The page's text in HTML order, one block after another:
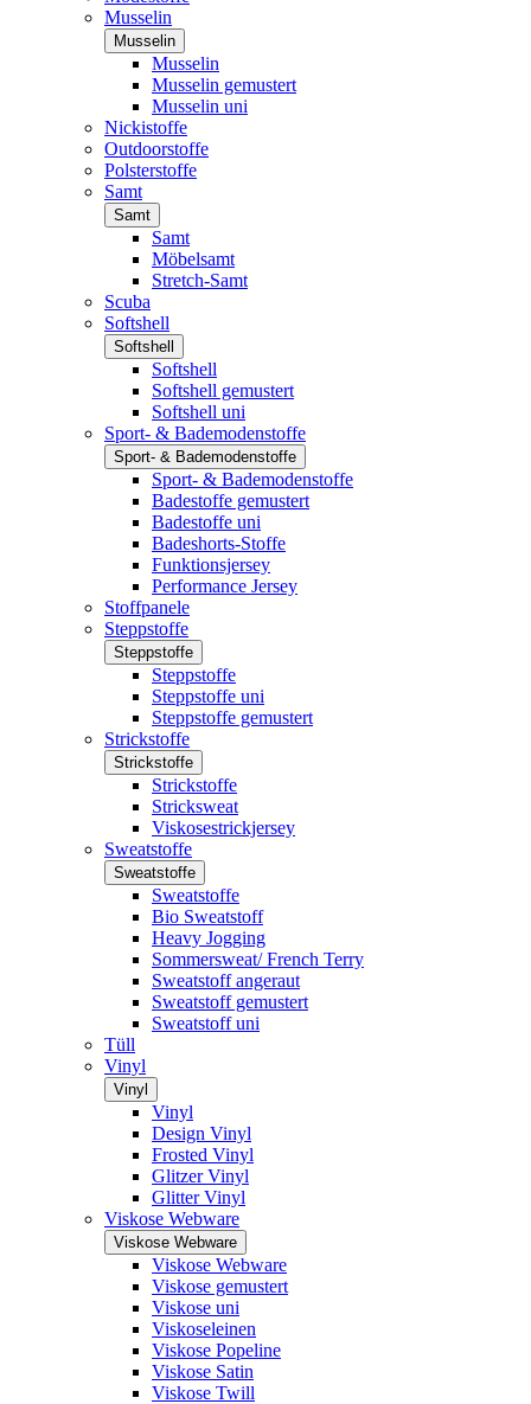
Musselin
Musselin
Musselin
Musselin gemustert
Musselin uni
Nickistoffe
Outdoorstoffe
Polsterstoffe
Samt
Samt
Samt
Möbelsamt
Stretch-Samt
Scuba
Softshell
Softshell
Softshell
Softshell gemustert
Softshell uni
Sport- & Bademodenstoffe
Sport- & Bademodenstoffe
Sport- & Bademodenstoffe
Badestoffe gemustert
Badestoffe uni
Badeshorts-Stoffe
Funktionsjersey
Performance Jersey
Stoffpanele
Steppstoffe
Steppstoffe
Steppstoffe
Steppstoffe uni
Steppstoffe gemustert
Strickstoffe
Strickstoffe
Strickstoffe
Stricksweat
Viskosestrickjersey
Sweatstoffe
Sweatstoffe
Sweatstoffe
Bio Sweatstoff
Heavy Jogging
Sommersweat/ French Terry
Sweatstoff angeraut
Sweatstoff gemustert
Sweatstoff uni
Tüll
Vinyl
Vinyl
Vinyl
Design Vinyl
Frosted Vinyl
Glitzer Vinyl
Glitter Vinyl
Viskose Webware
Viskose Webware
Viskose Webware
Viskose gemustert
Viskose uni
Viskoseleinen
Viskose Popeline
Viskose Satin
Viskose Twill